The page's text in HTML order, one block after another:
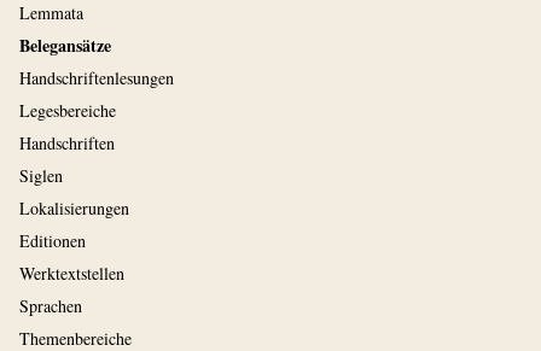
Lemmata
Belegansätze
Handschriftenlesungen
Legesbereiche
Handschriften
Siglen
Lokalisierungen
Editionen
Werktextstellen
Sprachen
Themenbereiche